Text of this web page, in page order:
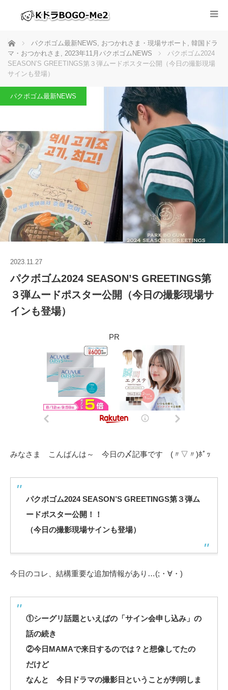
ホーム パクボゴム最新NEWS, おつかれさま・現場サポート , 韓国ドラ
マ・おつかれさま , 2023年11月パクボゴムNEWS
パクボゴム2024
SEASON’S GREETINGS第３弾ムードポスター公開（今日の撮影現場
サインも登場）
パクボゴム最新NEWS
2023.11.27
パクボゴム2024 SEASON’S GREETINGS第
３弾ムードポスター公開（今日の撮影現場サ
インも登場）
PR
みなさま こんばんは～ 今日の〆記事です (〃▽〃)ﾎﾟｯ
パクボゴム2024 SEASON’S GREETINGS第３弾ム
ードポスター公開！！
（今日の撮影現場サインも登場）
今日のコレ、結構重要な追加情報があり…(;・∀・)
①シーグリ話題といえばの「サイン会申し込み」の
話の続き
②今日MAMAで来日するのでは？と想像してたの
だけど
なんと 今日ドラマの撮影日ということが判明しま